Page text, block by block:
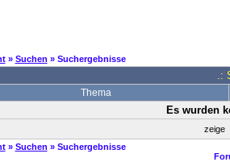
» Suchen » Suchergebnisse
.:
Thema
Es wurden
zeige
» Suchen » Suchergebnisse